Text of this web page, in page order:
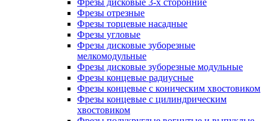
Фрезы дисковые 3-х сторонние
Фрезы отрезные
Фрезы торцевые насадные
Фрезы угловые
Фрезы дисковые зуборезные
мелкомодульные
Фрезы дисковые зуборезные модульные
Фрезы концевые радиусные
Фрезы концевые с коническим хвостовиком
Фрезы концевые с цилиндрическим
хвостовиком